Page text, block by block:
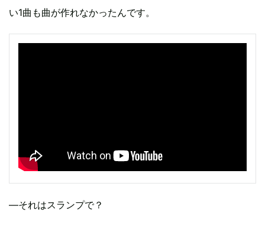
い1曲も曲が作れなかったんです。
―それはスランプで？